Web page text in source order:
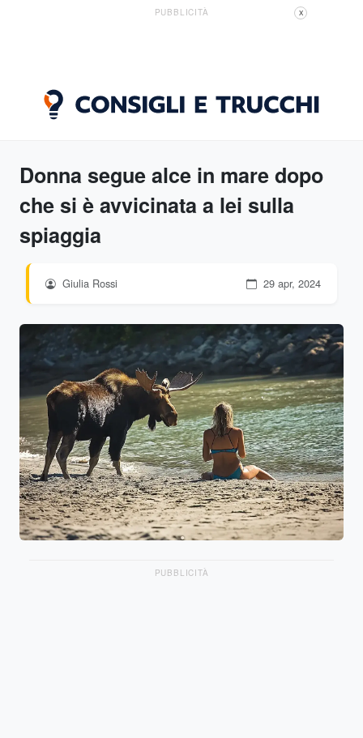
PUBBLICITÀ X
Donna segue alce in mare dopo
che si è avvicinata a lei sulla
spiaggia
Giulia Rossi 29 apr, 2024
PUBBLICITÀ